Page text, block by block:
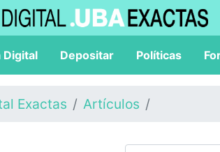
Digital Depositar Políticas
Exactas Artículos